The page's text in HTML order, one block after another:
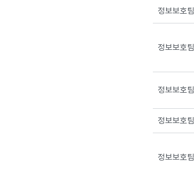
정보보호팀
정보보호팀
정보보호팀
정보보호팀
정보보호팀